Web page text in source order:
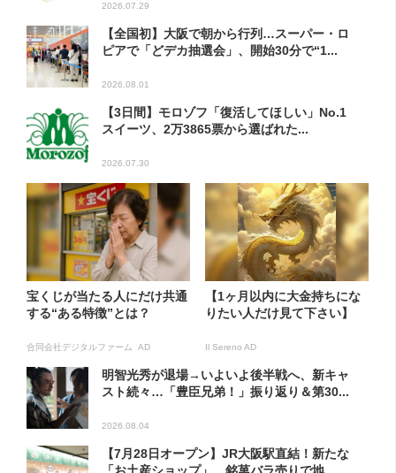
2026.07.29
【全国初】大阪で朝から行列…スーパー・ロ
ピアで「どデカ抽選会」、開始30分で“1...
2026.08.01
【3日間】モロゾフ「復活してほしい」No.1
スイーツ、2万3865票から選ばれた...
2026.07.30
宝くじが当たる人にだけ共通
する“ある特徴”とは？
合同会社デジタルファーム AD
【1ヶ月以内に大金持ちにな
りたい人だけ見て下さい】
Il Sereno AD
明智光秀が退場→いよいよ後半戦へ、新キャ
スト続々…「豊臣兄弟！」振り返り＆第30...
2026.08.04
【7月28日オープン】JR大阪駅直結！新たな